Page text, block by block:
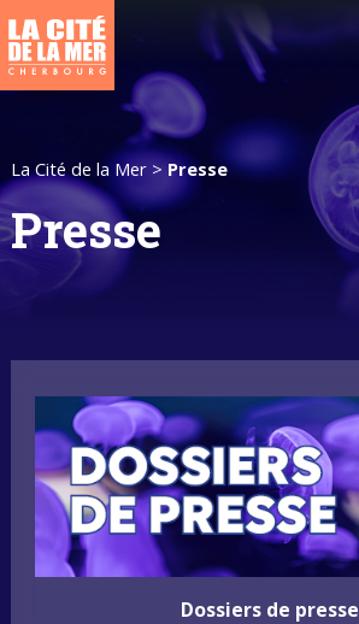
La Cité de la Mer> Presse
Presse
Dossiers de presse